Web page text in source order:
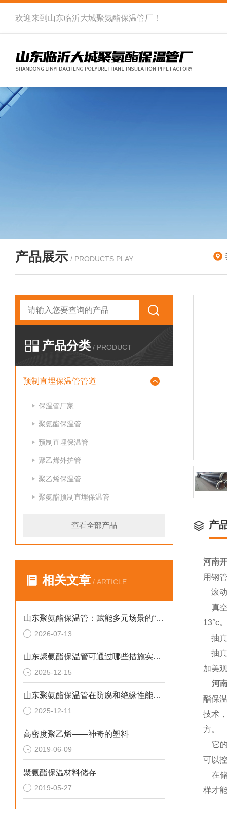
欢迎来到 山东临沂大城聚氨酯保温管厂 ！
产品展示 / PRODUCTS PLAY
产品分类 / PRODUCT
预制直埋保温管管道
保温管厂家
聚氨酯保温管
预制直埋保温管
聚乙烯外护管
聚乙烯保温管
聚氨酯预制直埋保温管
查看全部产品
相关文章 / ARTICLE
山东聚氨酯保温管：赋能多元场景的“隐形守护者”
2026-07-13
山东聚氨酯保温管可通过哪些措施实现快速施工
2025-12-15
山东聚氨酯保温管在防腐和绝缘性能方面表现优异
2025-12-11
高密度聚乙烯——神奇的塑料
2019-06-09
聚氨酯保温材料储存
2019-05-27
产
河南
用钢
滚动
真空
13°c。
抽真
抽真
加美
河
酯保
技术
方。
它的
可以
在
样才